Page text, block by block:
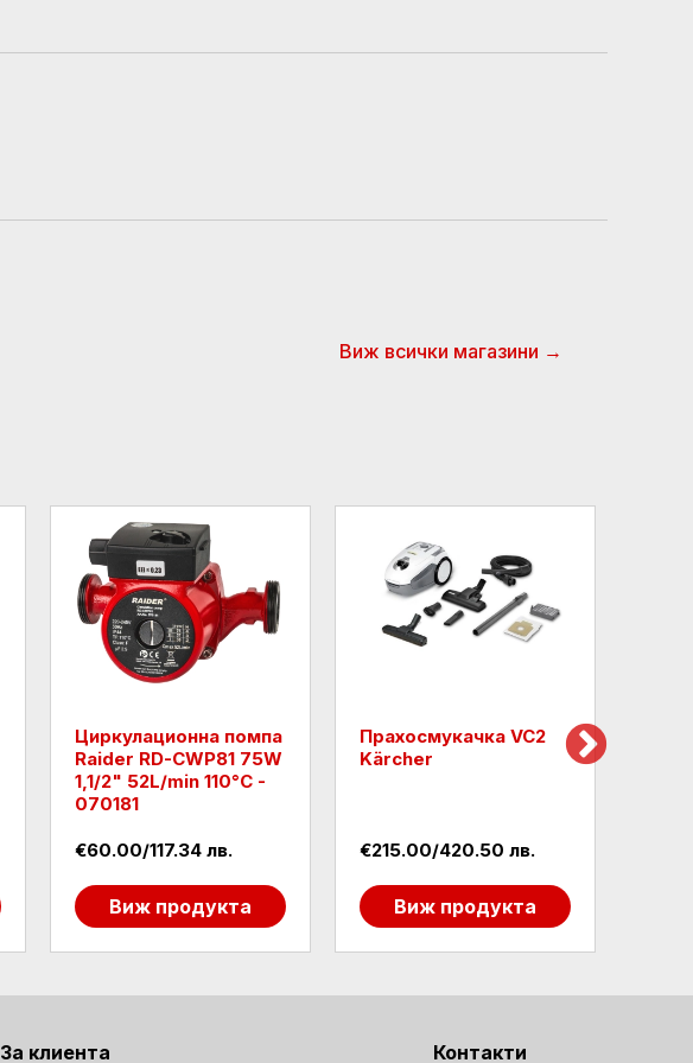
Виж всички магазини →
Циркулационна помпа
Raider RD-CWP81 75W
1,1/2" 52L/min 110°C -
070181
€60.00/117.34 лв.
Виж продукта
Прахосмукачка VC2
Kärcher
€215.00/420.50 лв.
Виж продукта
Контакти
За клиента